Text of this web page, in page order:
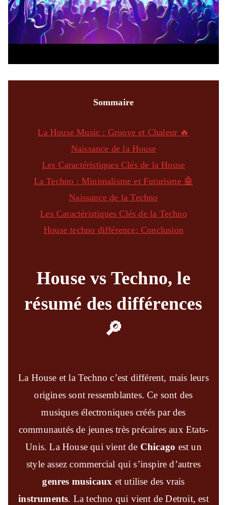
Sommaire
La House Music : Groove et Chaleur 🔥
Naissance de la House
Les Caractéristiques Clés de la House
La Techno : Minimalisme et Futurisme 🤖
Naissance de la Techno
Les Caractéristiques Clés de la Techno
House techno différence: Conclusion
House vs Techno, le
résumé des différences
🔎
La House et la Techno c’est différent, mais leurs
origines sont ressemblantes. Ce sont des
musiques électroniques créés par des
communautés de jeunes très précaires aux Etats-
Unis. La House qui vient de Chicago est un
style assez commercial qui s’inspire d’autres
genres musicaux et utilise des vrais
instruments. La techno qui vient de Detroit, est